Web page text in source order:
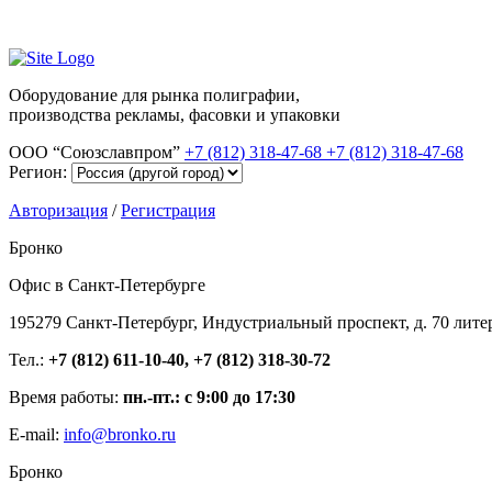
Оборудование для рынка полиграфии,
производства рекламы, фасовки и упаковки
ООО “Союзславпром” +7 (812) 318-47-68 +7 (812) 318-47-68
Регион:
Авторизация /Регистрация
Бронко
Офис в Санкт-Петербурге
195279 Санкт-Петербург, Индустриальный проспект, д. 70
Тел.: +7 (812) 611-10-40, +7 (812) 318-30-72
Время работы: пн.-пт.: с 9:00 до 17:30
E-mail: info@bronko.ru
Бронко